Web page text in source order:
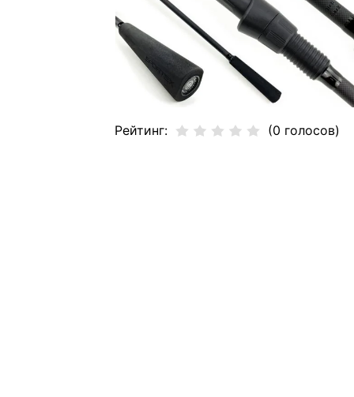
Рейтинг: (0 голосов)